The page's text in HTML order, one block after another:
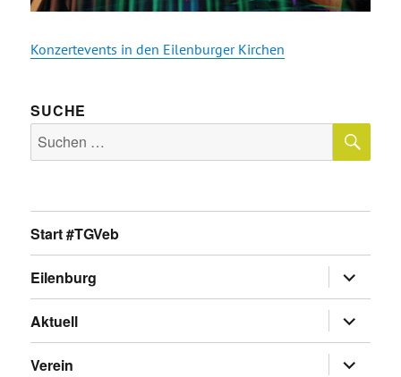
Konzertevents in den Eilenburger Kirchen
SUCHE
Suche
nach:
Start #TGVeb
Eilenburg
anzeigen
Aktuell
anzeigen
Verein